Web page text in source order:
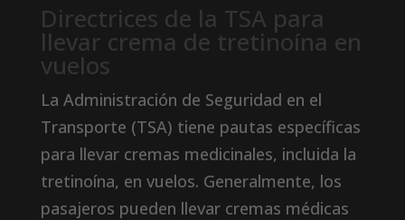
Directrices de la TSA para
llevar crema de tretinoína en
vuelos
La Administración de Seguridad en el
Transporte (TSA) tiene pautas específicas
para llevar cremas medicinales, incluida la
tretinoína, en vuelos. Generalmente, los
pasajeros pueden llevar cremas médicas